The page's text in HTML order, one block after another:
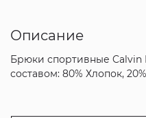
Описание
Брюки спортивные Calvin
составом: 80% Хлопок,